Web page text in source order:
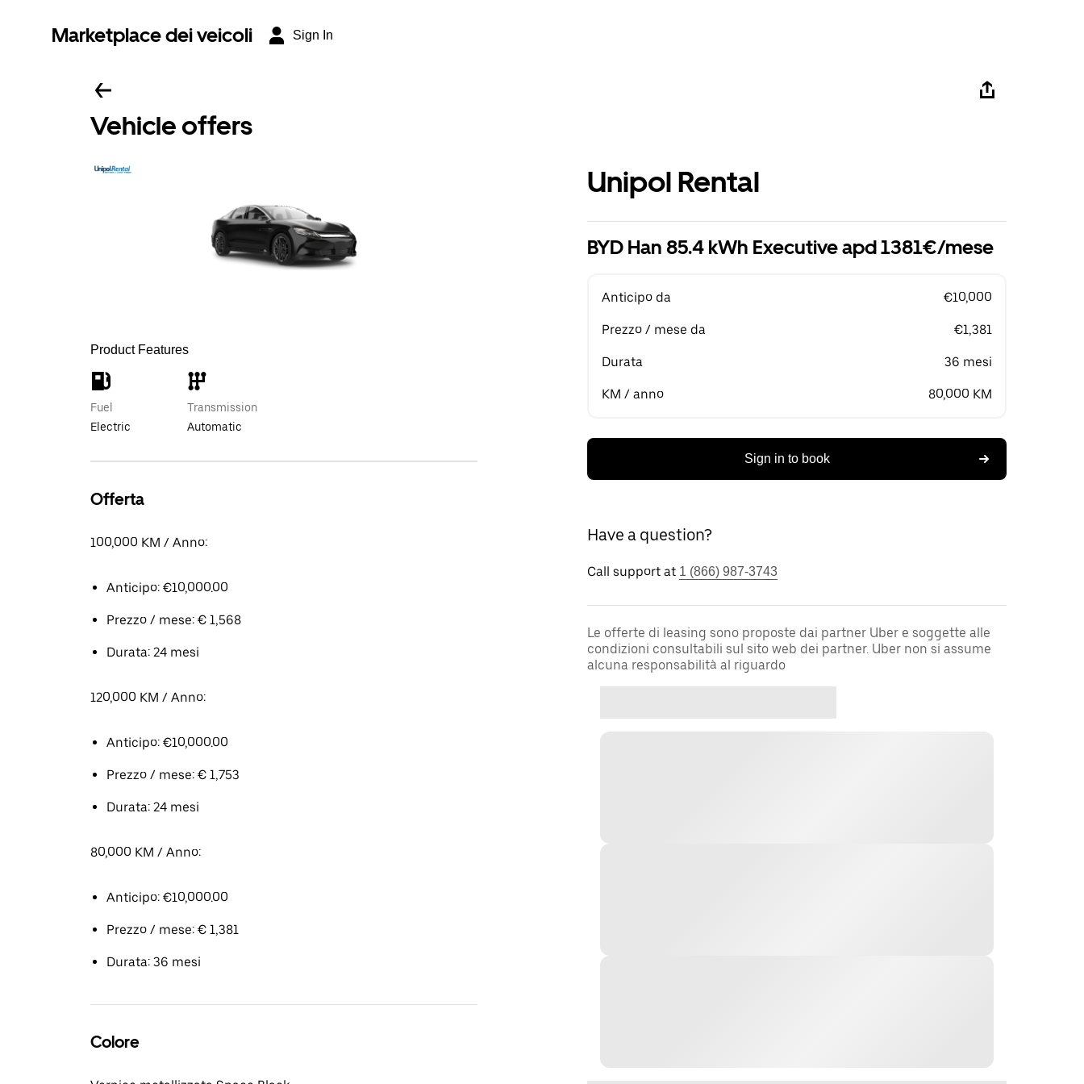
Marketplace dei veicoli Sign In
Vehicle offers
Product Features
Fuel
Electric
Transmission
Automatic
Offerta
100,000 KM / Anno:
Anticipo: €10,000.00
Prezzo / mese: € 1,568
Durata: 24 mesi
120,000 KM / Anno:
Anticipo: €10,000.00
Prezzo / mese: € 1,753
Durata: 24 mesi
80,000 KM / Anno:
Anticipo: €10,000.00
Prezzo / mese: € 1,381
Durata: 36 mesi
Colore
Unipol Rental
BYD Han 85.4 kWh Executive apd 1381€/mese
Anticipo da €10,000
Prezzo / mese da €1,381
Durata 36 mesi
KM / anno 80,000 KM
Sign in to book
Have a question?
Call support at 1 (866) 987-3743
Le offerte di leasing sono proposte dai partner Uber e soggette alle
condizioni consultabili sul sito web dei partner. Uber non si assume
alcuna responsabilità al riguardo